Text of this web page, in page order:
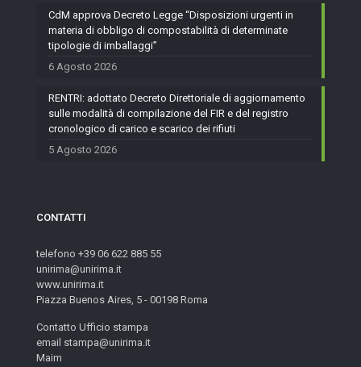
CdM approva Decreto Legge “Disposizioni urgenti in
materia di obbligo di compostabilità di determinate
tipologie di imballaggi”
6 Agosto 2026
RENTRI: adottato Decreto Direttoriale di aggiornamento
sulle modalità di compilazione del FIR e del registro
cronologico di carico e scarico dei rifiuti
5 Agosto 2026
CONTATTI
telefono +39 06 622 885 55
unirima@unirima.it
www.unirima.it
Piazza Buenos Aires, 5 - 00198 Roma
Contatto Ufficio stampa
email stampa@unirima.it
Maim